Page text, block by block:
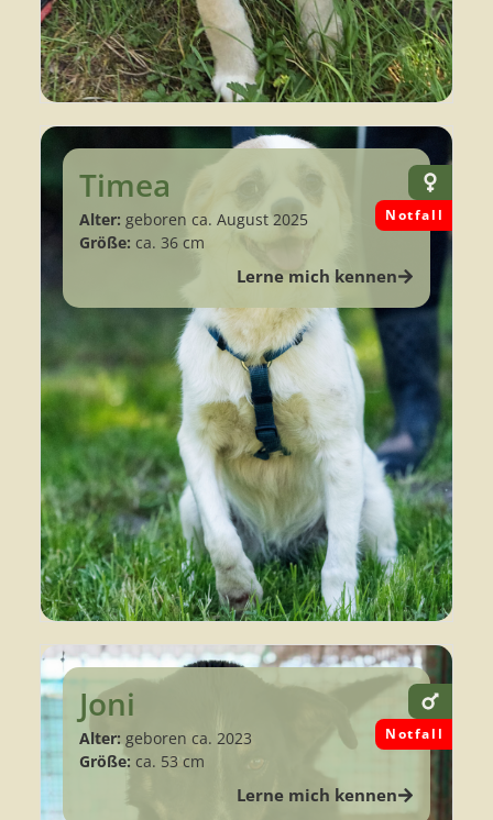
Timea
Alter: geboren ca. August 2025
Größe: ca. 36 cm
Lerne mich kennen
Notfall
Joni
Alter:geboren ca. 2023
Größe: ca. 53 cm
Lerne mich kennen
Notfall